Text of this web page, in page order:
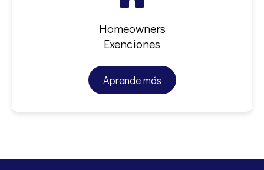
Homeowners
Exenciones
Aprende más